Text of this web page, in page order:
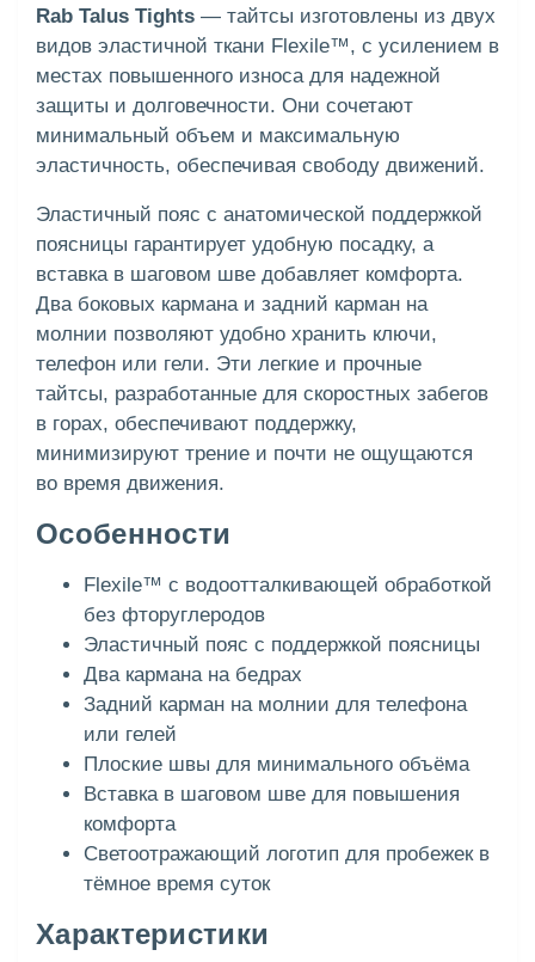
Rab Talus Tights — тайтсы изготовлены из двух
видов эластичной ткани Flexile™, с усилением в
местах повышенного износа для надежной
защиты и долговечности. Они сочетают
минимальный объем и максимальную
эластичность, обеспечивая свободу движений.
Эластичный пояс с анатомической поддержкой
поясницы гарантирует удобную посадку, а
вставка в шаговом шве добавляет комфорта.
Два боковых кармана и задний карман на
молнии позволяют удобно хранить ключи,
телефон или гели. Эти легкие и прочные
тайтсы, разработанные для скоростных забегов
в горах, обеспечивают поддержку,
минимизируют трение и почти не ощущаются
во время движения.
Особенности
Flexile™ с водоотталкивающей обработкой
без фторуглеродов
Эластичный пояс с поддержкой поясницы
Два кармана на бедрах
Задний карман на молнии для телефона
или гелей
Плоские швы для минимального объёма
Вставка в шаговом шве для повышения
комфорта
Светоотражающий логотип для пробежек в
тёмное время суток
Характеристики